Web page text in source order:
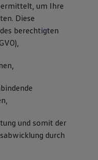
um Ihre
Diese
berechtigten
und somit der
durch